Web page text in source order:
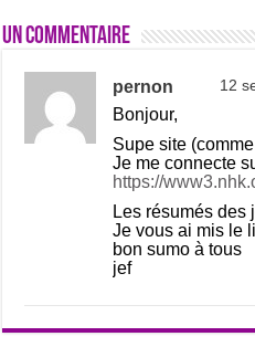
Un commentaire
pernon 12
Bonjour,
Supe site
Je me connecte
https://
Les résumés des
Je vous ai mis le
bon sumo à tous
jef